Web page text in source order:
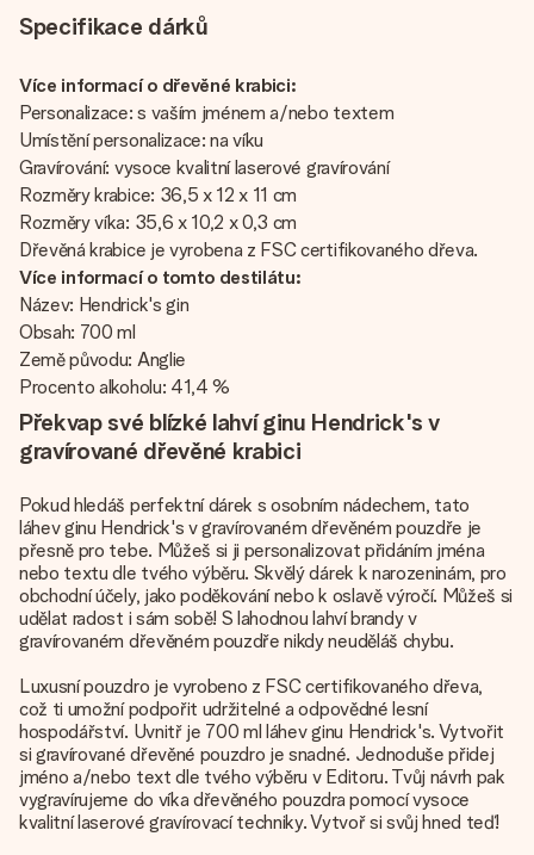
Specifikace dárků
Více informací o dřevěné krabici:
Personalizace: s vaším jménem a/nebo textem
Umístění personalizace: na víku
Gravírování: vysoce kvalitní laserové gravírování
Rozměry krabice: 36,5 x 12 x 11 cm
Rozměry víka: 35,6 x 10,2 x 0,3 cm
Dřevěná krabice je vyrobena z FSC certifikovaného dřeva.
Více informací o tomto destilátu:
Název: Hendrick's gin
Obsah: 700 ml
Země původu: Anglie
Procento alkoholu: 41,4 %
Překvap své blízké lahví ginu Hendrick's v
gravírované dřevěné krabici
Pokud hledáš perfektní dárek s osobním nádechem, tato
láhev ginu Hendrick's v gravírovaném dřevěném pouzdře je
přesně pro tebe. Můžeš si ji personalizovat přidáním jména
nebo textu dle tvého výběru. Skvělý dárek k narozeninám, pro
obchodní účely, jako poděkování nebo k oslavě výročí. Můžeš si
udělat radost i sám sobě! S lahodnou lahví brandy v
gravírovaném dřevěném pouzdře nikdy neuděláš chybu.
Luxusní pouzdro je vyrobeno z FSC certifikovaného dřeva,
což ti umožní podpořit udržitelné a odpovědné lesní
hospodářství. Uvnitř je 700 ml láhev ginu Hendrick's. Vytvořit
si gravírované dřevěné pouzdro je snadné. Jednoduše přidej
jméno a/nebo text dle tvého výběru v Editoru. Tvůj návrh pak
vygravírujeme do víka dřevěného pouzdra pomocí vysoce
kvalitní laserové gravírovací techniky. Vytvoř si svůj hned teď!